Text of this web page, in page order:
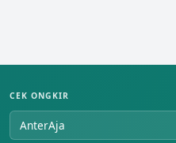
CEK ONGKIR
AnterAja